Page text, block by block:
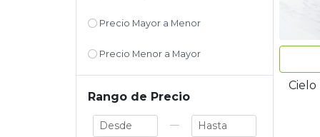
Precio Mayor a Menor
Precio Menor a Mayor
Rango de Precio
—
Cielo